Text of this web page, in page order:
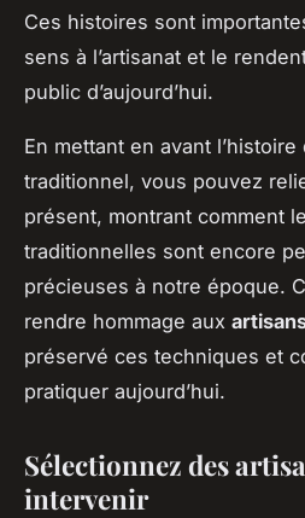
Ces histoires sont
sens à l’artisanat et le
public d’aujourd’hui.
En mettant en avant l’histoire
traditionnel, vous pouvez
présent, montrant comment
traditionnelles sont encore
précieuses à notre époque.
rendre hommage aux
préservé ces techniques et
pratiquer aujourd’hui.
Sélectionnez des
intervenir